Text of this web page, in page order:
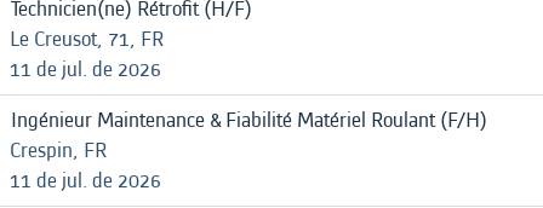
Technicien(ne) Rétrofit (H/F)
Le Creusot, 71, FR
11 de jul. de 2026
Ingénieur Maintenance & Fiabilité Matériel Roulant (F/H)
Crespin, FR
11 de jul. de 2026